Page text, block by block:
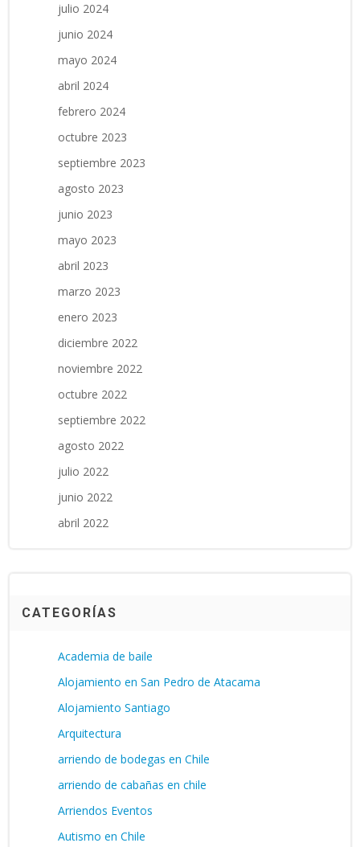
julio 2024
junio 2024
mayo 2024
abril 2024
febrero 2024
octubre 2023
septiembre 2023
agosto 2023
junio 2023
mayo 2023
abril 2023
marzo 2023
enero 2023
diciembre 2022
noviembre 2022
octubre 2022
septiembre 2022
agosto 2022
julio 2022
junio 2022
abril 2022
CATEGORÍAS
Academia de baile
Alojamiento en San Pedro de Atacama
Alojamiento Santiago
Arquitectura
arriendo de bodegas en Chile
arriendo de cabañas en chile
Arriendos Eventos
Autismo en Chile